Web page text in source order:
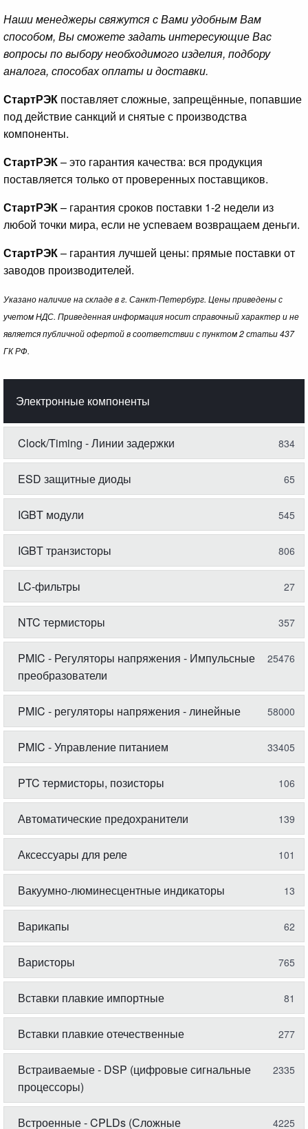
Наши менеджеры свяжутся с Вами удобным Вам
способом, Вы сможете задать интересующие Вас
вопросы по выбору необходимого изделия, подбору
аналога, способах оплаты и доставки.
СтартРЭК поставляет сложные, запрещённые, попавшие
под действие санкций и снятые с производства
компоненты.
СтартРЭК– это гарантия качества: вся продукция
поставляется только от проверенных поставщиков.
СтартРЭК– гарантия сроков поставки 1-2 недели из
любой точки мира, если не успеваем возвращаем деньги.
СтартРЭК– гарантия лучшей цены: прямые поставки от
заводов производителей.
Указано наличие на складе в г. Санкт-Петербург. Цены приведены с
учетом НДС. Приведенная информация носит справочный характер и не
является публичной офертой в соответствии с пунктом 2 статьи 437
ГК РФ.
Электронные компоненты
Clock/Timing - Линии задержки 834
ESD защитные диоды 65
IGBT модули 545
IGBT транзисторы 806
LC-фильтры 27
NTC термисторы 357
PMIC - Регуляторы напряжения - Импульсные
преобразователи
25476
PMIC - регуляторы напряжения - линейные 58000
PMIC - Управление питанием 33405
PTC термисторы, позисторы 106
Автоматические предохранители 139
Аксессуары для реле 101
Вакуумно-люминесцентные индикаторы 13
Варикапы 62
Варисторы 765
Вставки плавкие импортные 81
Вставки плавкие отечественные 277
Встраиваемые - DSP (цифровые сигнальные
процессоры)
2335
Встроенные - CPLDs (Сложные 4225